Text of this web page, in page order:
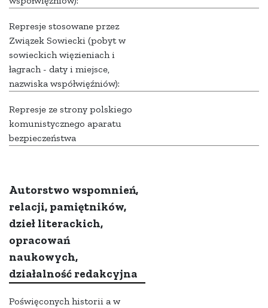
Represje stosowane przez
Związek Sowiecki (pobyt w
sowieckich więzieniach i
łagrach - daty i miejsce,
nazwiska współwięźniów):
Represje ze strony polskiego
komunistycznego aparatu
bezpieczeństwa
Autorstwo wspomnień,
relacji, pamiętników,
dzieł literackich,
opracowań
naukowych,
działalność redakcyjna
Poświęconych historii a w